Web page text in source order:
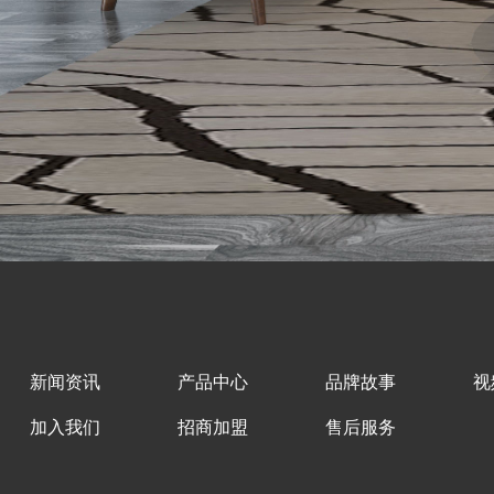
新闻资讯 产品中心 品牌故事 视
加入我们 招商加盟 售后服务